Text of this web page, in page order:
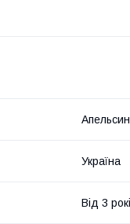
Апельсин
Україна
Від 3